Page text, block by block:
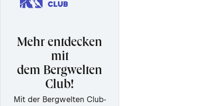
Mehr entdecken
mit
dem Bergwelten
Club!
Mit der Bergwelten Club-